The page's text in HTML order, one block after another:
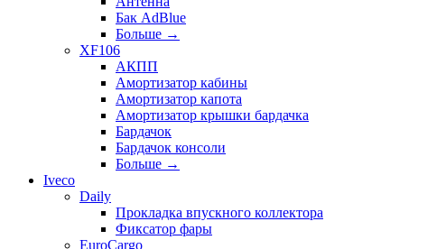
Бак AdBlue
Больше →
XF106
АКПП
Амортизатор кабины
Амортизатор капота
Амортизатор крышки бардачка
Бардачок
Бардачок консоли
Больше →
Iveco
Daily
Прокладка впускного коллектора
Фиксатор фары
EuroCargo